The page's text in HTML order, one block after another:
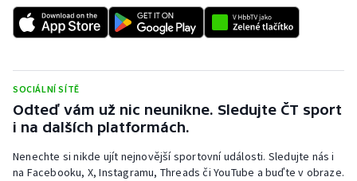
Házená
Judo
Krasobruslení
Lezení
SOCIÁLNÍ SÍTĚ
Odteď vám už nic neunikne. Sledujte ČT sport
i na dalších platformách.
Nenechte si nikde ujít nejnovější sportovní události. Sledujte nás i
na Facebooku, X, Instagramu, Threads či YouTube a buďte v obraze.